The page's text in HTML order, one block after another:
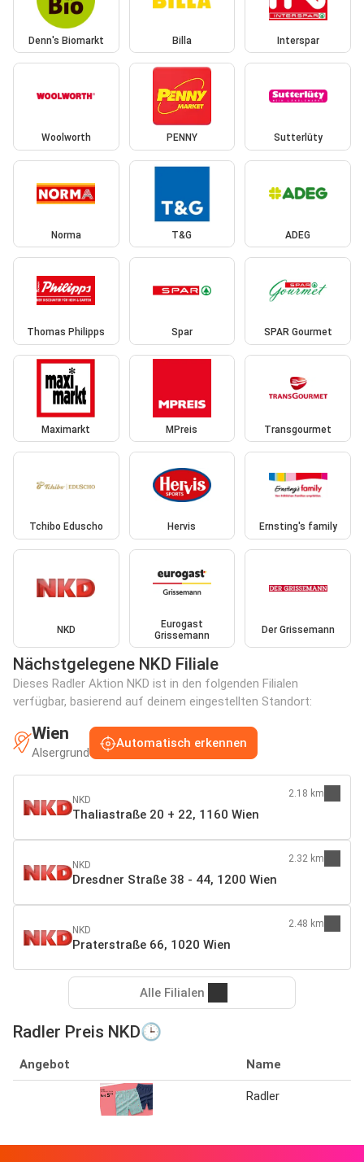
Denn's Biomarkt Billa Interspar
Woolworth PENNY Sutterlüty
Norma T&G ADEG
Thomas Philipps Spar SPAR Gourmet
Maximarkt MPreis Transgourmet
Tchibo Eduscho Hervis Ernsting's family
NKD
Eurogast
Grissemann
Der Grissemann
Nächstgelegene NKD Filiale
Dieses Radler Aktion NKD ist in den folgenden Filialen
verfügbar, basierend auf deinem eingestellten Standort:
Wien
Alsergrund
Automatisch erkennen
NKD
Thaliastraße 20 + 22, 1160 Wien
2.18 km
NKD
Dresdner Straße 38 - 44, 1200 Wien
2.32 km
NKD
Praterstraße 66, 1020 Wien
2.48 km
Alle Filialen
Radler Preis NKD🕒
Angebot Name
Radler